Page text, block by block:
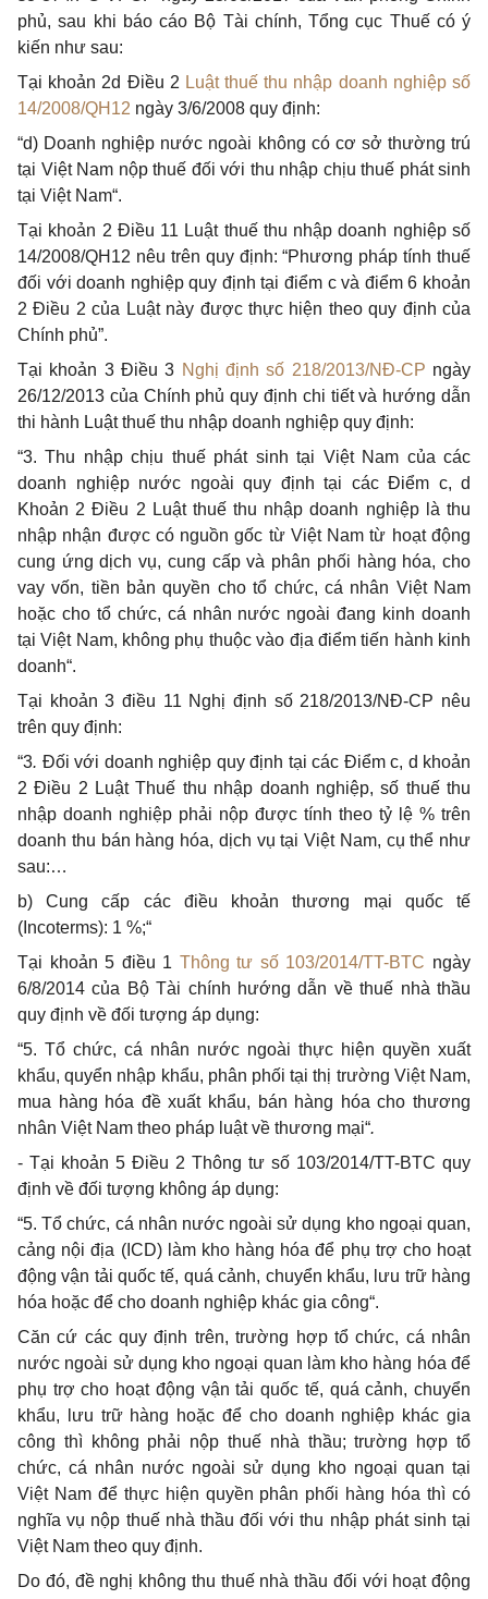
phủ, sau khi báo cáo Bộ Tài chính, Tổng cục Thuế có ý
kiến như sau:
Tại khoản 2d Điều 2 Luật thuế thu nhập doanh nghiệp số
14/2008/QH12 ngày 3/6/2008 quy định:
“d) Doanh nghiệp nước ngoài không có cơ sở thường trú
tại Việt Nam nộp thuế đối với thu nhập chịu thuế phát sinh
tại Việt Nam“.
Tại khoản 2 Điều 11 Luật thuế thu nhập doanh nghiệp số
14/2008/QH12 nêu trên quy định: “Phương pháp tính thuế
đối với doanh nghiệp quy định tại điểm c và điểm 6 khoản
2 Điều 2 của Luật này được thực hiện theo quy định của
Chính phủ”.
Tại khoản 3 Điều 3 Nghị định số 218/2013/NĐ-CP ngày
26/12/2013 của Chính phủ quy định chi tiết và hướng dẫn
thi hành Luật thuế thu nhập doanh nghiệp quy định:
“3. Thu nhập chịu thuế phát sinh tại Việt Nam của các
doanh nghiệp nước ngoài quy định tại các Điểm c, d
Khoản 2 Điều 2 Luật thuế thu nhập doanh nghiệp là thu
nhập nhận được có nguồn gốc từ Việt Nam từ hoạt động
cung ứng dịch vụ, cung cấp và phân phối hàng hóa, cho
vay vốn, tiền bản quyền cho tổ chức, cá nhân Việt Nam
hoặc cho tổ chức, cá nhân nước ngoài đang kinh doanh
tại Việt Nam, không phụ thuộc vào địa điểm tiến hành kinh
doanh“.
Tại khoản 3 điều 11 Nghị định số 218/2013/NĐ-CP nêu
trên quy định:
“3. Đối với doanh nghiệp quy định tại các Điểm c, d khoản
2 Điều 2 Luật Thuế thu nhập doanh nghiệp, số thuế thu
nhập doanh nghiệp phải nộp được tính theo tỷ lệ % trên
doanh thu bán hàng hóa, dịch vụ tại Việt Nam, cụ thể như
sau:…
b) Cung cấp các điều khoản thương mại quốc tế
(Incoterms): 1 %;“
Tại khoản 5 điều 1 Thông tư số 103/2014/TT-BTC ngày
6/8/2014 của Bộ Tài chính hướng dẫn về thuế nhà thầu
quy định về đối tượng áp dụng:
“5. Tổ chức, cá nhân nước ngoài thực hiện quyền xuất
khẩu, quyển nhập khẩu, phân phối tại thị trường Việt Nam,
mua hàng hóa đề xuất khẩu, bán hàng hóa cho thương
nhân Việt Nam theo pháp luật về thương mại“.
- Tại khoản 5 Điều 2 Thông tư số 103/2014/TT-BTC quy
định về đối tượng không áp dụng:
“5. Tổ chức, cá nhân nước ngoài sử dụng kho ngoại quan,
cảng nội địa (ICD) làm kho hàng hóa để phụ trợ cho hoạt
động vận tải quốc tế, quá cảnh, chuyển khẩu, lưu trữ hàng
hóa hoặc để cho doanh nghiệp khác gia công“.
Căn cứ các quy định trên, trường hợp tổ chức, cá nhân
nước ngoài sử dụng kho ngoại quan làm kho hàng hóa để
phụ trợ cho hoạt động vận tải quốc tế, quá cảnh, chuyển
khẩu, lưu trữ hàng hoặc để cho doanh nghiệp khác gia
công thì không phải nộp thuế nhà thầu; trường hợp tổ
chức, cá nhân nước ngoài sử dụng kho ngoại quan tại
Việt Nam để thực hiện quyền phân phối hàng hóa thì có
nghĩa vụ nộp thuế nhà thầu đối với thu nhập phát sinh tại
Việt Nam theo quy định.
Do đó, đề nghị không thu thuế nhà thầu đối với hoạt động